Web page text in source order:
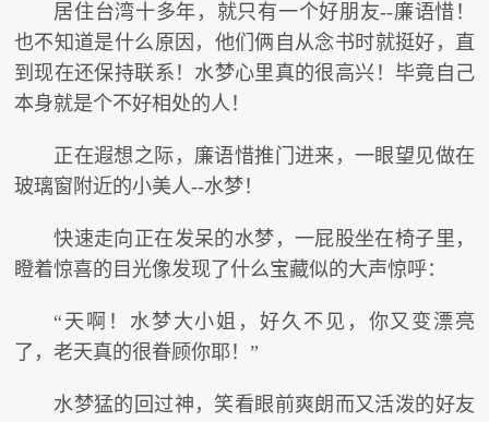
居住台湾十多年，就只有一个好朋友--廉语惜！
也不知道是什么原因，他们俩自从念书时就挺好，直
到现在还保持联系！水梦心里真的很高兴！毕竟自己
本身就是个不好相处的人！
正在遐想之际，廉语惜推门进来，一眼望见做在
玻璃窗附近的小美人--水梦！
快速走向正在发呆的水梦，一屁股坐在椅子里，
瞪着惊喜的目光像发现了什么宝藏似的大声惊呼：
“天啊！水梦大小姐，好久不见，你又变漂亮
了，老天真的很眷顾你耶！”
水梦猛的回过神，笑看眼前爽朗而又活泼的好友